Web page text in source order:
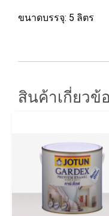
ขนาดบรรจุ: 5 ลิตร
สินค้าเกี่ยวข้